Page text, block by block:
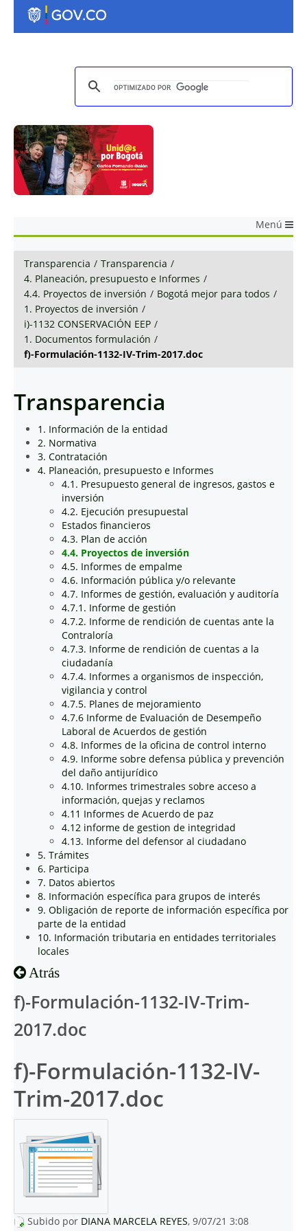
Menú
Transparencia / Transparencia /
4. Planeación, presupuesto e Informes /
4.4. Proyectos de inversión / Bogotá mejor para todos /
1. Proyectos de inversión /
i)-1132 CONSERVACIÓN EEP /
1. Documentos formulación /
f)-Formulación-1132-IV-Trim-2017.doc
Transparencia
1. Información de la entidad
2. Normativa
3. Contratación
4. Planeación, presupuesto e Informes
4.1. Presupuesto general de ingresos, gastos e
inversión
4.2. Ejecución presupuestal
Estados financieros
4.3. Plan de acción
4.4. Proyectos de inversión
4.5. Informes de empalme
4.6. Información pública y/o relevante
4.7. Informes de gestión, evaluación y auditoría
4.7.1. Informe de gestión
4.7.2. Informe de rendición de cuentas ante la
Contraloría
4.7.3. Informe de rendición de cuentas a la
ciudadanía
4.7.4. Informes a organismos de inspección,
vigilancia y control
4.7.5. Planes de mejoramiento
4.7.6 Informe de Evaluación de Desempeño
Laboral de Acuerdos de gestión
4.8. Informes de la oficina de control interno
4.9. Informe sobre defensa pública y prevención
del daño antijurídico
4.10. Informes trimestrales sobre acceso a
información, quejas y reclamos
4.11 Informes de Acuerdo de paz
4.12 informe de gestion de integridad
4.13. Informe del defensor al ciudadano
5. Trámites
6. Participa
7. Datos abiertos
8. Información específica para grupos de interés
9. Obligación de reporte de información específica por
parte de la entidad
10. Información tributaria en entidades territoriales
locales
Atrás
f)-Formulación-1132-IV-Trim-
2017.doc
f)-Formulación-1132-IV-
Trim-2017.doc
Subido por DIANA MARCELA REYES, 9/07/21 3:08